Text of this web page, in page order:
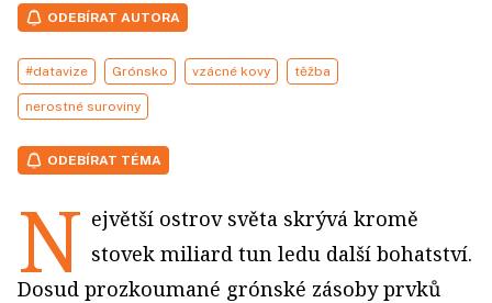
ODEBÍRAT AUTORA
#datavize Grónsko vzácné kovy těžba
nerostné suroviny
ODEBÍRAT TÉMA
N ejvětší ostrov světa skrývá kromě
stovek miliard tun ledu další bohatství.
Dosud prozkoumané grónské zásoby prvků